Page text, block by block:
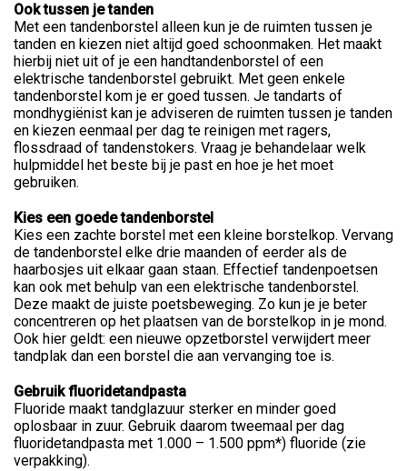
Ook tussen je tanden
Met een tandenborstel alleen kun je de ruimten tussen je
tanden en kiezen niet altijd goed schoonmaken. Het maakt
hierbij niet uit of je een handtandenborstel of een
elektrische tandenborstel gebruikt. Met geen enkele
tandenborstel kom je er goed tussen. Je tandarts of
mondhygiënist kan je adviseren de ruimten tussen je tanden
en kiezen eenmaal per dag te reinigen met ragers,
flossdraad of tandenstokers. Vraag je behandelaar welk
hulpmiddel het beste bij je past en hoe je het moet
gebruiken.
Kies een goede tandenborstel
Kies een zachte borstel met een kleine borstelkop. Vervang
de tandenborstel elke drie maanden of eerder als de
haarbosjes uit elkaar gaan staan. Effectief tandenpoetsen
kan ook met behulp van een elektrische tandenborstel.
Deze maakt de juiste poetsbeweging. Zo kun je je beter
concentreren op het plaatsen van de borstelkop in je mond.
Ook hier geldt: een nieuwe opzetborstel verwijdert meer
tandplak dan een borstel die aan vervanging toe is.
Gebruik fluoridetandpasta
Fluoride maakt tandglazuur sterker en minder goed
oplosbaar in zuur. Gebruik daarom tweemaal per dag
fluoridetandpasta met 1.000 – 1.500 ppm*) fluoride (zie
verpakking).